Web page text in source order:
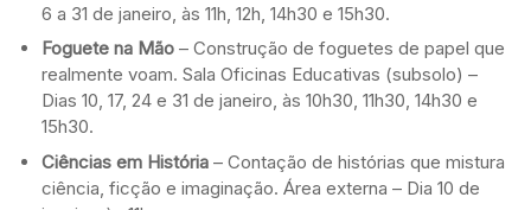
6 a 31 de janeiro, às 11h, 12h, 14h30 e 15h30.
Foguete na Mão – Construção de foguetes de papel que
realmente voam. Sala Oficinas Educativas (subsolo) –
Dias 10, 17, 24 e 31 de janeiro, às 10h30, 11h30, 14h30 e
15h30.
Ciências em História – Contação de histórias que mistura
ciência, ficção e imaginação. Área externa – Dia 10 de